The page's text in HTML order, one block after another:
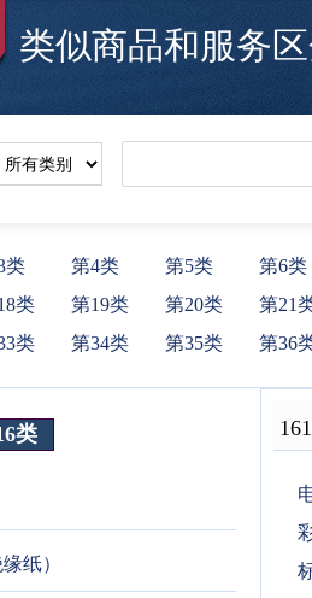
似商品和服务区
类 第4类 第5类
第6类
类 第19类 第20类
第21
类 第34类 第35类 第36
类
纸）